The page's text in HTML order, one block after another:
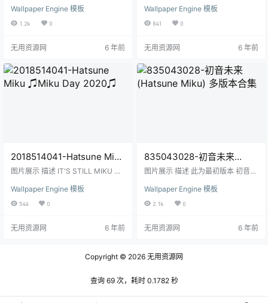
Wallpaper Engine 模板
1.2k 0
无用资源网 6 年前
大家使用。此作为丅雪所做，如侵
立删。 BGM：hello&bye，days
本 2017/11/6 减少雪密度 请勿在回
麻烦大家帮我举报下，谢谢。 工作
坊连结
Wallpaper Engine 模板
841 0
无用资源网 6 年前
2018514041-Hatsune Miku
♫Miku Day 2020♫
图片展示 描述 IT'S STILL MIKU DA
ONE I'M NOT LATE Music - Miku
by Anamanaguci 工作坊连结
Wallpaper Engine 模板
544 0
无用资源网 6 年前
835043028-初音未来
(Hatsune Miku) 多版本合集
图片展示 描述 此为最初版本 初音MI
未来 (Hatsune Miku)「Redial」Mu
sic Video 【其他版本请查看合集】
初音未来 (Hatsune Miku)「Redia
未来 (Hatsune Miku)「Redial」Mu
Wallpaper Engine 模板
2.1k 0
无用资源网 6 年前
Copyright © 2026 无用资源网
查询 69 次，耗时 0.1782 秒